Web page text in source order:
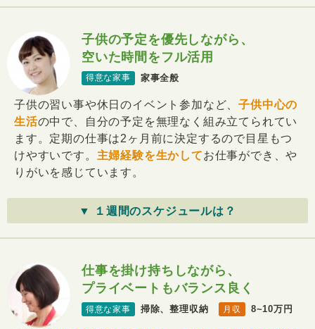
子供の予定を優先しながら、
空いた時間をフル活用
得意な家事 家事全般
子供の習い事や休日のイベント参加など、子供中心の
生活の中で、自分の予定を無理なく組み立てられてい
ます。定期の仕事は2ヶ月前に決定するので目星もつ
けやすいです。 主婦経験を生かしてお仕事ができ、や
りがいを感じています。
▼ １週間のスケジュールは？
仕事を掛け持ちしながら、
プライベートもバランス良く
得意な家事 掃除、整理収納 月収 8~10万円